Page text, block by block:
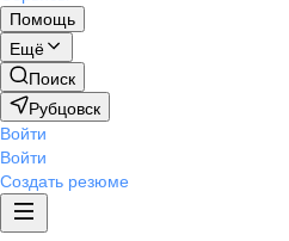
Помощь
Ещё
Поиск
Рубцовск
Войти
Войти
Создать резюме